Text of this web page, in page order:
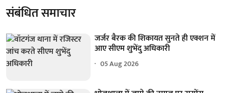
संबंधित समाचार
जर्जर बैरक की शिकायत सुनते ही एक्शन में
आए सीएम शुभेंदु अधिकारी
05 Aug 2026